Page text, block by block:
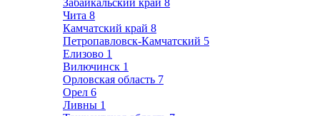
Забайкальский край 8
Чита 8
Камчатский край 8
Петропавловск-Камчатский 5
Елизово 1
Вилючинск 1
Орловская область 7
Орел 6
Ливны 1